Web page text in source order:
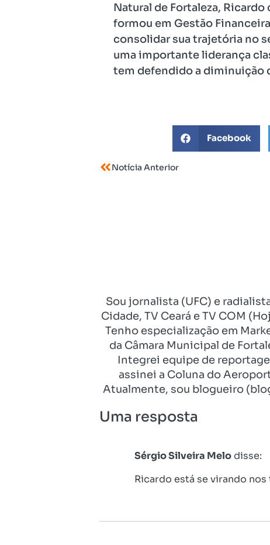
Natural de Fortaleza,
formou em Gestão
consolidar sua trajetória no
uma importante liderança
tem defendido a diminuição
Facebook
Notícia Anterior
Sou jornalista (UFC) e
Cidade, TV Ceará e TV COM
Tenho especialização em
da Câmara Municipal de
Integrei equipe de
assinei a Coluna do
Atualmente, sou blogueiro
Uma resposta
Sérgio Silveira Melo disse:
Ricardo está se virando